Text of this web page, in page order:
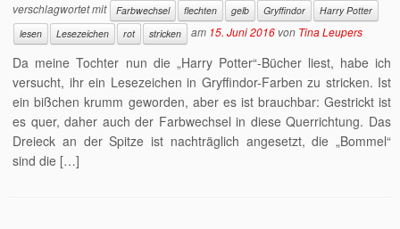
verschlagwortet mit
Farbwechsel flechten gelb Gryffindor
Harry Potter
lesen
Lesezeichen rot stricken am 15. Juni 2016 von Tina Leupers
Da meine Tochter nun die „Harry Potter“-Bücher liest, habe ich
versucht, ihr ein Lesezeichen in Gryffindor-Farben zu stricken. Ist
ein bißchen krumm geworden, aber es ist brauchbar: Gestrickt ist
es quer, daher auch der Farbwechsel in diese Querrichtung. Das
Dreieck an der Spitze ist nachträglich angesetzt, die „Bommel“
sind die […]